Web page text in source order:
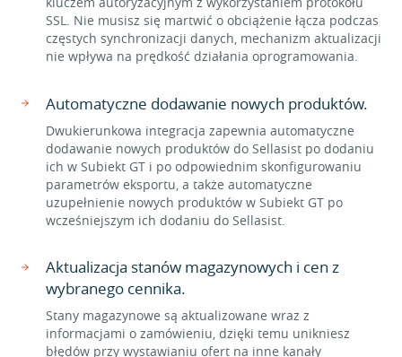
SSL. Nie musisz się martwić o obciążenie łącza podczas
częstych synchronizacji danych, mechanizm aktualizacji
nie wpływa na prędkość działania oprogramowania.
Automatyczne dodawanie nowych produktów.
Dwukierunkowa integracja zapewnia automatyczne
dodawanie nowych produktów do Sellasist po dodaniu
ich w Subiekt GT i po odpowiednim skonfigurowaniu
parametrów eksportu, a także automatyczne
uzupełnienie nowych produktów w Subiekt GT po
wcześniejszym ich dodaniu do Sellasist.
Aktualizacja stanów magazynowych i cen z
wybranego cennika.
Stany magazynowe są aktualizowane wraz z
informacjami o zamówieniu, dzięki temu unikniesz
błędów przy wystawianiu ofert na inne kanały